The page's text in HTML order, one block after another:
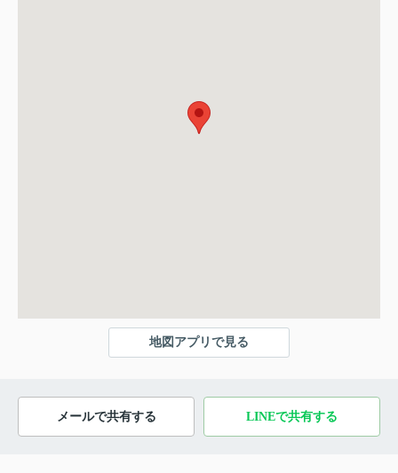
地図アプリで見る
メールで共有する LINEで共有する